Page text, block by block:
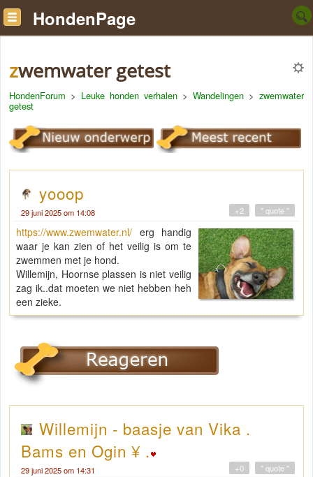
HondenPage
zwemwater getest
HondenForum > Leuke honden verhalen > Wandelingen > zwemwater
getest
yooop
29 juni 2025 om 14:08 " quote "
+2
https://www.zwemwater.nl/ erg handig
waar je kan zien of het veilig is om te
zwemmen met je hond.
Willemijn, Hoornse plassen is niet veilig
zag ik..dat moeten we niet hebben heh
een zieke.
Willemijn - baasje van Vika .
Bams en Ogin ¥ .
29 juni 2025 om 14:31 " quote "
+0